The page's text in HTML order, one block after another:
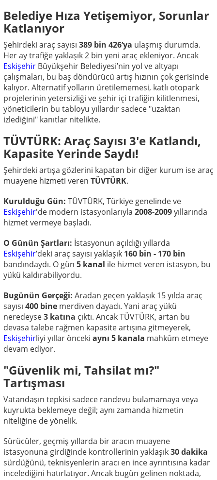
Belediye Hıza Yetişemiyor, Sorunlar
Katlanıyor
Şehirdeki araç sayısı 389 bin 426’ya ulaşmış durumda.
Her ay trafiğe yaklaşık 2 bin yeni araç ekleniyor. Ancak
Eskişehir Büyükşehir Belediyesi’nin yol ve altyapı
çalışmaları, bu baş döndürücü artış hızının çok gerisinde
kalıyor. Alternatif yolların üretilememesi, katlı otopark
projelerinin yetersizliği ve şehir içi trafiğin kilitlenmesi,
yöneticilerin bu tabloyu yıllardır sadece "uzaktan
izlediğini" kanıtlar nitelikte.
TÜVTÜRK: Araç Sayısı 3'e Katlandı,
Kapasite Yerinde Saydı!
Şehirdeki artışa gözlerini kapatan bir diğer kurum ise araç
muayene hizmeti veren TÜVTÜRK.
Kurulduğu Gün: TÜVTÜRK, Türkiye genelinde ve
Eskişehir'de modern istasyonlarıyla 2008-2009yıllarında
hizmet vermeye başladı.
O Günün Şartları: İstasyonun açıldığı yıllarda
Eskişehir’deki araç sayısı yaklaşık 160 bin - 170 bin
bandındaydı. O gün 5 kanal ile hizmet veren istasyon, bu
yükü kaldırabiliyordu.
Bugünün Gerçeği: Aradan geçen yaklaşık 15 yılda araç
sayısı 400 bine merdiven dayadı. Yani araç yükü
neredeyse3 katına çıktı. Ancak TÜVTÜRK, artan bu
devasa talebe rağmen kapasite artışına gitmeyerek,
Eskişehirliyi yıllar önceki aynı 5 kanala mahkûm etmeye
devam ediyor.
"Güvenlik mi, Tahsilat mı?"
Tartışması
Vatandaşın tepkisi sadece randevu bulamamaya veya
kuyrukta beklemeye değil; aynı zamanda hizmetin
niteliğine de yönelik.
Sürücüler, geçmiş yıllarda bir aracın muayene
istasyonuna girdiğinde kontrollerinin yaklaşık30 dakika
sürdüğünü, teknisyenlerin aracı en ince ayrıntısına kadar
incelediğini hatırlatıyor. Ancak bugün gelinen noktada,